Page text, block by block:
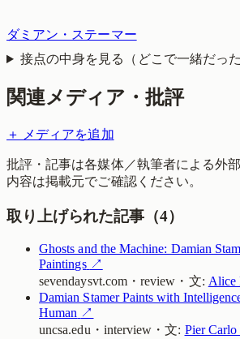
ダミアン・ステーマー
接点の中身を見る（どこで一緒だった
関連メディア・批評
＋ メディアを追加
批評・記事は各媒体／執筆者による外
内容は掲載元でご確認ください。
取り上げられた記事（4）
Ghosts and the Machine: Damian
Paintings ↗
sevendaysvt.com・review ・ 文: Alice
Damian Stamer Paints with
Human ↗
uncsa.edu ・ interview ・文: Pier Carlo